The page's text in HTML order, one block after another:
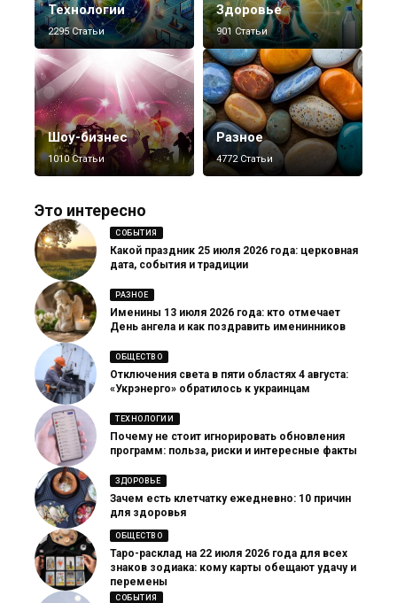
Технологии
2295 Статьи
Здоровье
901 Статьи
Шоу-бизнес
1010 Статьи
Разное
4772 Статьи
Это интересно
СОБЫТИЯ
Какой праздник 25 июля 2026 года: церковная
дата, события и традиции
РАЗНОЕ
Именины 13 июля 2026 года: кто отмечает
День ангела и как поздравить именинников
ОБЩЕСТВО
Отключения света в пяти областях 4 августа:
«Укрэнерго» обратилось к украинцам
ТЕХНОЛОГИИ
Почему не стоит игнорировать обновления
программ: польза, риски и интересные факты
ЗДОРОВЬЕ
Зачем есть клетчатку ежедневно: 10 причин
для здоровья
ОБЩЕСТВО
Таро-расклад на 22 июля 2026 года для всех
знаков зодиака: кому карты обещают удачу и
перемены
СОБЫТИЯ